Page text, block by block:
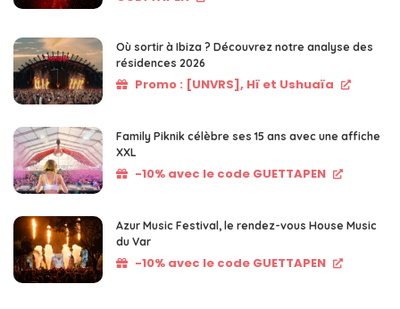
Où sortir à Ibiza ? Découvrez notre analyse des
résidences 2026
Promo : [UNVRS], Hï et Ushuaïa
Family Piknik célèbre ses 15 ans avec une affiche
XXL
-10% avec le code GUETTAPEN
Azur Music Festival, le rendez-vous House Music
du Var
-10% avec le code GUETTAPEN